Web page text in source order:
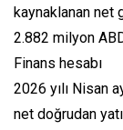
kaynaklanan net
2.882 milyon
Finans hesabı
2026 yılı Nisan
net doğrudan